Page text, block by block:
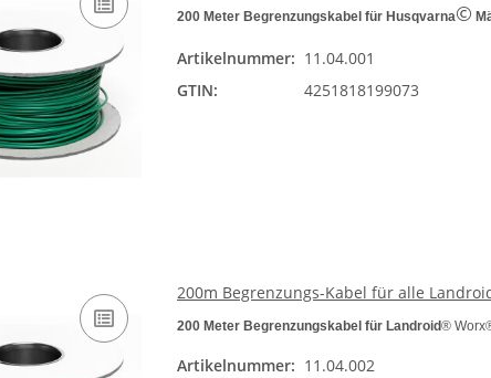
200 Meter Begrenzungskabel für Husqvarna©
Artikelnummer: 11.04.001
GTIN:
4251818199073
200m Begrenzungs-Kabel für alle
200 Meter Begrenzungskabel für Landroid®
Artikelnummer: 11.04.002